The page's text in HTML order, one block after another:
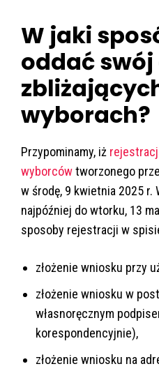
W jaki
oddać swój
wyborach?
Przypominamy, iż
wyborcówtworzonego
w środę, 9 kwietnia 2025 r.
najpóźniej do wtorku, 13
sposoby rejestracji w
złożenie wniosku przy
złożenie wniosku w
własnoręcznym
korespondencyjnie),
złożenie wniosku na